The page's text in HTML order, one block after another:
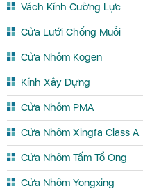
Vách Kính Cường Lực
Cửa Lưới Chống Muỗi
Cửa Nhôm Kogen
Kính Xây Dựng
Cửa Nhôm PMA
Cửa Nhôm Xingfa Class A
Cửa Nhôm Tấm Tổ Ong
Cửa Nhôm Yongxing